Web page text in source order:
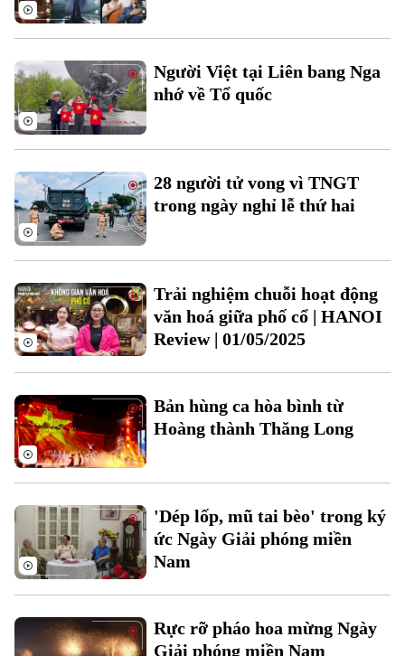
Theo dõi Hà Nội On
Tư vấn sức khỏe
Quần vợt
Golf
Tin tức
Sao
Điện ảnh
Âm nhạc
Đã phát sóng
Người Việt tại Liên bang Nga
nhớ về Tổ quốc
28 người tử vong vì TNGT
trong ngày nghỉ lễ thứ hai
Trải nghiệm chuỗi hoạt động
văn hoá giữa phố cổ | HANOI
Review | 01/05/2025
Bản hùng ca hòa bình từ
Hoàng thành Thăng Long
'Dép lốp, mũ tai bèo' trong ký
ức Ngày Giải phóng miền
Nam
Rực rỡ pháo hoa mừng Ngày
Giải phóng miền Nam